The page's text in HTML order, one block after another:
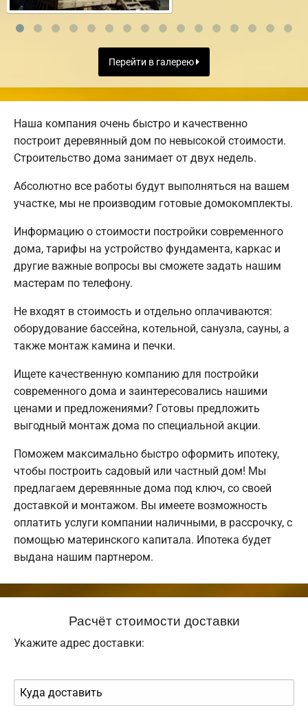
Перейти в галерею
Наша компания очень быстро и качественно
построит деревянный дом по невысокой стоимости.
Строительство дома занимает от двух недель.
Абсолютно все работы будут выполняться на вашем
участке, мы не производим готовые домокомплекты.
Информацию о стоимости постройки современного
дома, тарифы на устройство фундамента, каркас и
другие важные вопросы вы сможете задать нашим
мастерам по телефону.
Не входят в стоимость и отдельно оплачиваются:
оборудование бассейна, котельной, санузла, сауны, а
также монтаж камина и печки.
Ищете качественную компанию для постройки
современного дома и заинтересовались нашими
ценами и предложениями? Готовы предложить
выгодный монтаж дома по специальной акции.
Поможем максимально быстро оформить ипотеку,
чтобы построить садовый или частный дом! Мы
предлагаем деревянные дома под ключ, со своей
доставкой и монтажом. Вы имеете возможность
оплатить услуги компании наличными, в рассрочку, с
помощью материнского капитала. Ипотека будет
выдана нашим партнером.
Расчёт стоимости доставки
Укажите адрес доставки: